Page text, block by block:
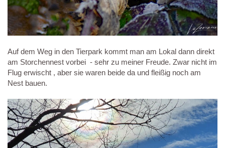
Auf dem Weg in den Tierpark kommt man am Lokal dann direkt
am Storchennest vorbei - sehr zu meiner Freude. Zwar nicht im
Flug erwischt , aber sie waren beide da und fleißig noch am
Nest bauen.